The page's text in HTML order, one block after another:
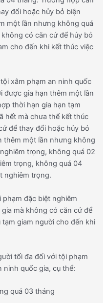
đổi hoặc hủy bỏ biện
một lần nhưng không quá
có căn cứ để hủy bỏ
cho đến khi kết thúc việc
xâm phạm an ninh quốc
được gia hạn thêm một lần
thời hạn gia hạn tạm
hết mà chưa thể kết thúc
để thay đổi hoặc hủy bỏ
thêm một lần nhưng không
trọng, không quá 02
trọng, không quá 04
nghiêm trọng.
đặc biệt nghiêm
mà không có căn cứ để
giam người cho đến khi
tối đa đối với tội phạm
ninh quốc gia, cụ thể:
quá 03 tháng